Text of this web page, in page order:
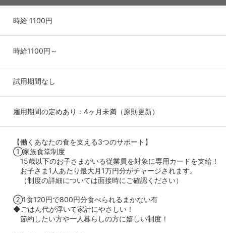
時給 1100円
時給1100円～
試用期間なし
雇用期間の定めあり：4ヶ月未満（原則更新）
【働くあなたの食を支える3つのサポート】
①家族食堂制度
15歳以下のお子さまがいる従業員を対象に専用カードを支給！
お子さま1人あたり最大月1万円分がチャージされます。
（制度の詳細については面接時にご確認ください）
②1食120円で800円分食べられるまかない有
◆ごはん代が浮いて家計にやさしい！
節約したい方や一人暮らしの方に嬉しい制度！